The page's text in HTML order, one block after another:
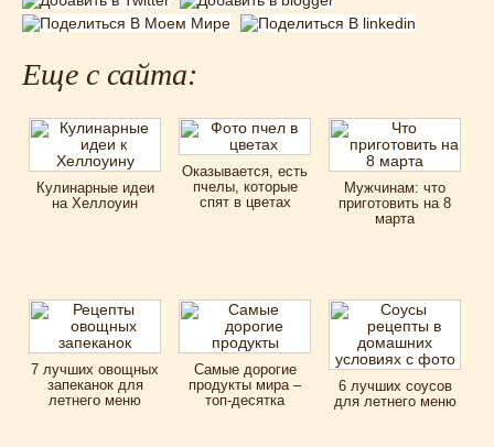
Еще с сайта:
Кулинарные идеи
на Хеллоуин
Оказывается, есть
пчелы, которые
спят в цветах
Мужчинам: что
приготовить на 8
марта
7 лучших овощных
запеканок для
летнего меню
Самые дорогие
продукты мира –
топ-десятка
6 лучших соусов
для летнего меню